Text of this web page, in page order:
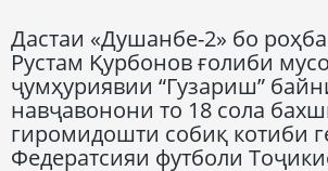
Дастаи «Душанбе-2» бо
Рустам Қурбонов ғолиби
ҷумҳуриявии “Гузариш”
навҷавонони то 18 сола
гиромидошти собиқ котиби
Федератсияи футболи